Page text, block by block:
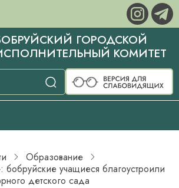
ГОРОДСКОЙ
КОМИТЕТ
Образование
бобруйские учащиеся благоустроили
детского сада